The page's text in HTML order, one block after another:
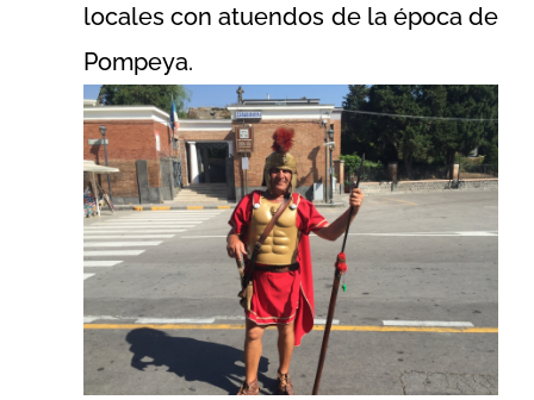
locales con atuendos de la época de
Pompeya.